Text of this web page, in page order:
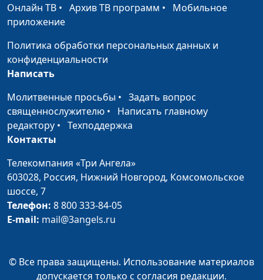
Что плохого в
матерных словах?
Булатова, Надежда
Парни о макияже
девушек
Сергей Парфенов,
Вазген Меграбян, Диана
Лаишевцева, Елена
Как выбирать
друзей?
Сергей Парфенов,
Вазген Меграбян, Диана
Солдатова
Лаишевцева, Богдан
Павлюк
Онлайн ТВ • Архив ТВ программ • Мобильное
приложение
Политика обработки персональных данных и
конфиденциальности
Написать
Молитвенные просьбы • Задать вопрос
священнослужителю • Написать главному
редактору • Техподдержка
Контакты
Телекомпания «Три Ангела»
603028, Россия, Нижний Новгород, Комсомольское
шоссе, 7
Телефон: 8 800 333-84-05
E-mail: mail@3angels.ru
© Все права защищены. Использование материалов
допускается только с согласия редакции.